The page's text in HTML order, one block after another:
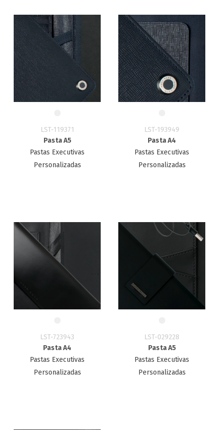
LST-119371
Pasta A5
Pastas Executivas
Personalizadas
LST-193949
Pasta A4
Pastas Executivas
Personalizadas
LST-723943
Pasta A4
Pastas Executivas
Personalizadas
LST-029228
Pasta A5
Pastas Executivas
Personalizadas